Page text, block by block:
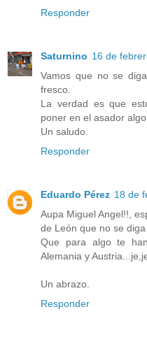
Responder
Saturnino 16 de
Vamos que no se
fresco.
La verdad es que
poner en el asador
Un saludo.
Responder
Eduardo Pérez 18 de
Aupa Miguel Angel!!,
de León que no se
Que para algo te
Alemania y
Un abrazo.
Responder